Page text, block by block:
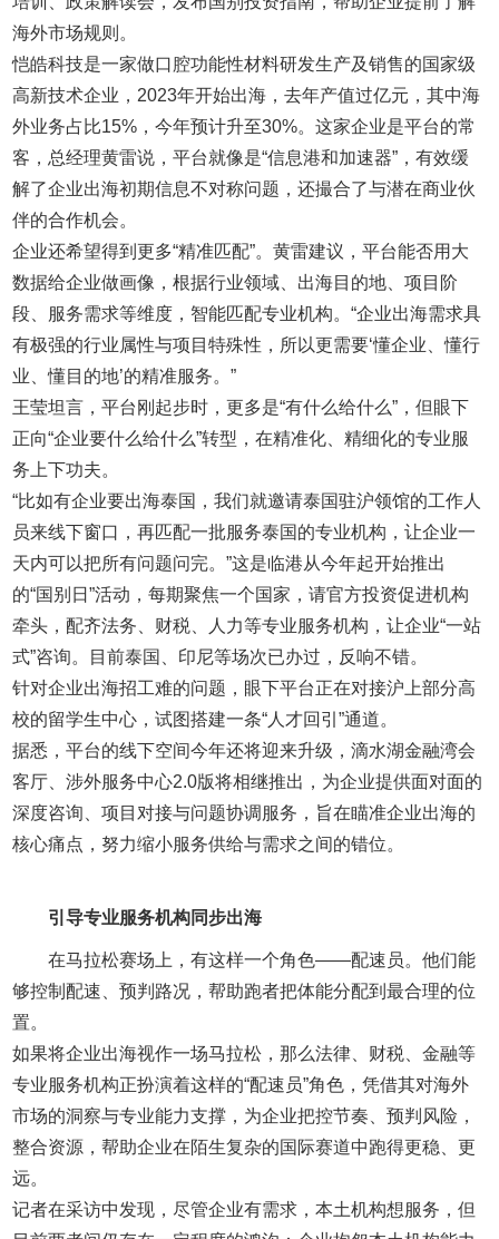
海外市场规则。
恺皓科技是一家做口腔功能性材料研发生产及销售的国家级
高新技术企业，2023年开始出海，去年产值过亿元，其中海
外业务占比15%，今年预计升至30%。这家企业是平台的常
客，总经理黄雷说，平台就像是“信息港和加速器”，有效缓
解了企业出海初期信息不对称问题，还撮合了与潜在商业伙
伴的合作机会。
企业还希望得到更多“精准匹配”。黄雷建议，平台能否用大
数据给企业做画像，根据行业领域、出海目的地、项目阶
段、服务需求等维度，智能匹配专业机构。“企业出海需求具
有极强的行业属性与项目特殊性，所以更需要‘懂企业、懂行
业、懂目的地’的精准服务。”
王莹坦言，平台刚起步时，更多是“有什么给什么”，但眼下
正向“企业要什么给什么”转型，在精准化、精细化的专业服
务上下功夫。
“比如有企业要出海泰国，我们就邀请泰国驻沪领馆的工作人
员来线下窗口，再匹配一批服务泰国的专业机构，让企业一
天内可以把所有问题问完。”这是临港从今年起开始推出
的“国别日”活动，每期聚焦一个国家，请官方投资促进机构
牵头，配齐法务、财税、人力等专业服务机构，让企业“一站
式”咨询。目前泰国、印尼等场次已办过，反响不错。
针对企业出海招工难的问题，眼下平台正在对接沪上部分高
校的留学生中心，试图搭建一条“人才回引”通道。
据悉，平台的线下空间今年还将迎来升级，滴水湖金融湾会
客厅、涉外服务中心2.0版将相继推出，为企业提供面对面的
深度咨询、项目对接与问题协调服务，旨在瞄准企业出海的
核心痛点，努力缩小服务供给与需求之间的错位。
引导专业服务机构同步出海
在马拉松赛场上，有这样一个角色——配速员。他们能
够控制配速、预判路况，帮助跑者把体能分配到最合理的位
置。
如果将企业出海视作一场马拉松，那么法律、财税、金融等
专业服务机构正扮演着这样的“配速员”角色，凭借其对海外
市场的洞察与专业能力支撑，为企业把控节奏、预判风险，
整合资源，帮助企业在陌生复杂的国际赛道中跑得更稳、更
远。
记者在采访中发现，尽管企业有需求，本土机构想服务，但